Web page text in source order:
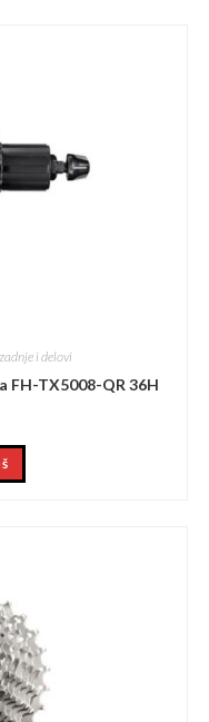
i delovi
FH-TX5008-QR 36H